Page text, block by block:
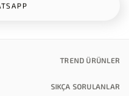
TREND ÜRÜNLER
SIKÇA SORULANLAR